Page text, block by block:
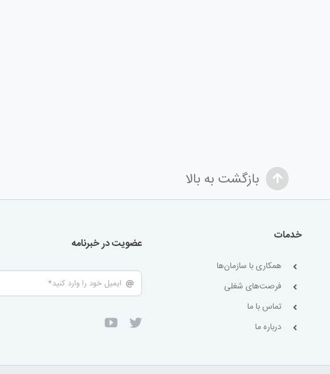
بازگشت به بالا
خدمات
همکاری با سازمان‌ها
فرصت‌های شغلی
تماس با ما
درباره ما
عضویت در خبرنامه